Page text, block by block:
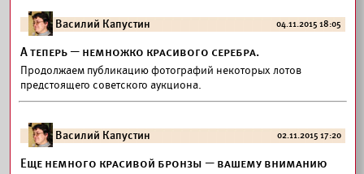
Василий Капустин 04.11.2015 18:05
А теперь — немножко красивого серебра.
Продолжаем публикацию фотографий некоторых лотов
предстоящего советского аукциона.
Василий Капустин 02.11.2015 17:20
Еще немного красивой бронзы — вашему вниманию